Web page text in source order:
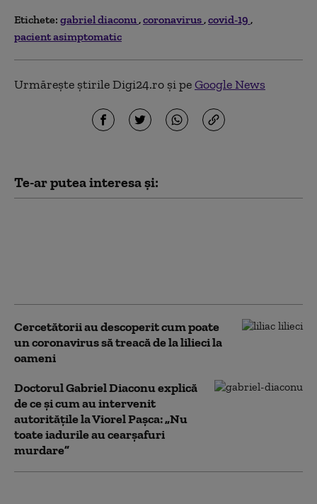
Etichete: gabriel diaconu coronavirus covid-19
pacient asimptomatic
Urmărește știrile Digi24.ro și peGoogle News
Te-ar putea interesa și:
Cercetătorii au descoperit cum poate
un coronavirus să treacă de la lilieci la
oameni
Doctorul Gabriel Diaconu explică
de ce și cum au intervenit
autoritățile la Viorel Pașca: „Nu
toate iadurile au cearșafuri
murdare”